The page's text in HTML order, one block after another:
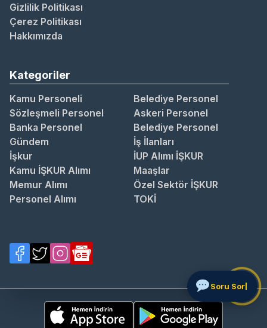
Gizlilik Politikası
Çerez Politikası
Hakkımızda
Kategoriler
Kamu Personeli
Belediye Personel
Sözleşmeli Personel
Askeri Personel
Banka Personel
Belediye Personel
Gündem
İş İlanları
İşkur
İUP Alımı İŞKUR
Kamu İŞKUR Alımı
Maaşlar
Memur Alımı
Özel Sektör İŞKUR
Personel Alımı
TOKİ
Soru